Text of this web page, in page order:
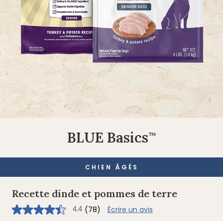
BLUE Basics™
CHIEN ÂGÉS
Recette dinde et pommes de terre
4.4 4.4 (78)
Écrire un avis